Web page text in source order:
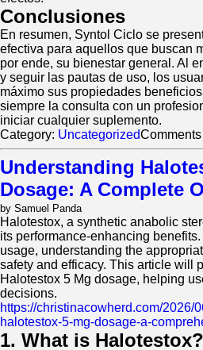
Conclusiones
En resumen, Syntol Ciclo se
efectiva para aquellos que buscan
por ende, su bienestar general. Al
y seguir las pautas de uso, los
máximo sus propiedades
siempre la consulta con un
iniciar cualquier suplemento.
Category: UncategorizedComments
Understanding
Dosage: A Complete
by Samuel Panda
Halotestox, a synthetic anabolic
its performance-enhancing
usage, understanding the
safety and efficacy. This article will
Halotestox 5 Mg dosage, helping
decisions.
https://christinacowherd.com/2026/
halotestox-5-mg-dosage-a-
1. What is Halotestox?